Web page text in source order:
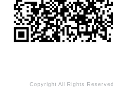
Copyright All Rights